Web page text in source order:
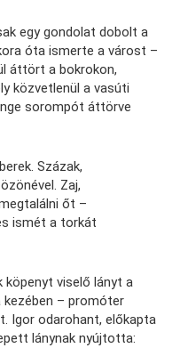
egy gondolat dobolt a
óta ismerte a várost –
áttört a bokrokon,
közvetlenül a vasúti
sorompót áttörve
Százak,
Zaj,
őt –
ismét a torkát
köpenyt viselő lányt a
– promóter
Igor odarohant, előkapta
lánynak nyújtotta: